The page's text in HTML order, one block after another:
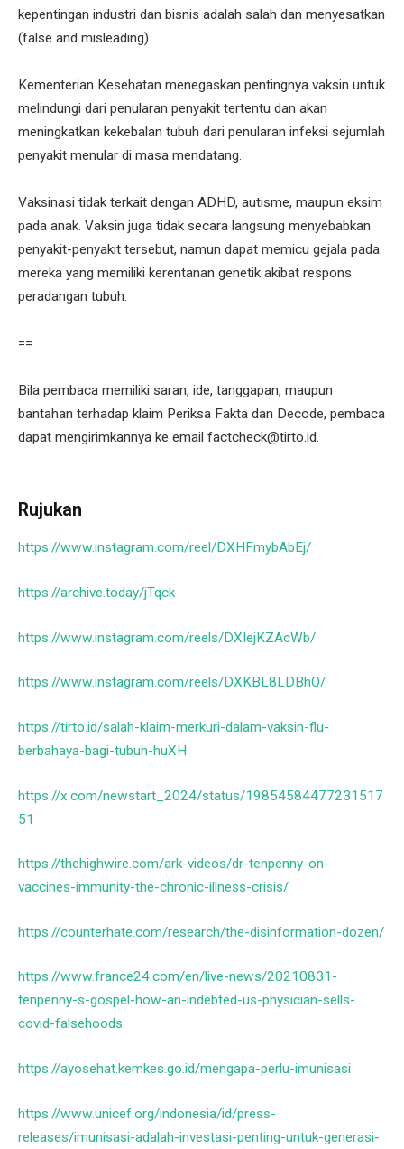
kepentingan industri dan bisnis adalah salah dan menyesatkan
(false and misleading).
Kementerian Kesehatan menegaskan pentingnya vaksin untuk
melindungi dari penularan penyakit tertentu dan akan
meningkatkan kekebalan tubuh dari penularan infeksi sejumlah
penyakit menular di masa mendatang.
Vaksinasi tidak terkait dengan ADHD, autisme, maupun eksim
pada anak. Vaksin juga tidak secara langsung menyebabkan
penyakit-penyakit tersebut, namun dapat memicu gejala pada
mereka yang memiliki kerentanan genetik akibat respons
peradangan tubuh.
==
Bila pembaca memiliki saran, ide, tanggapan, maupun
bantahan terhadap klaim Periksa Fakta dan Decode, pembaca
dapat mengirimkannya ke email factcheck@tirto.id.
Rujukan
https://www.instagram.com/reel/DXHFmybAbEj/
https://archive.today/jTqck
https://www.instagram.com/reels/DXIejKZAcWb/
https://www.instagram.com/reels/DXKBL8LDBhQ/
https://tirto.id/salah-klaim-merkuri-dalam-vaksin-flu-
berbahaya-bagi-tubuh-huXH
https://x.com/newstart_2024/status/19854584477231517
51
https://thehighwire.com/ark-videos/dr-tenpenny-on-
vaccines-immunity-the-chronic-illness-crisis/
https://counterhate.com/research/the-disinformation-dozen/
https://www.france24.com/en/live-news/20210831-
tenpenny-s-gospel-how-an-indebted-us-physician-sells-
covid-falsehoods
https://ayosehat.kemkes.go.id/mengapa-perlu-imunisasi
https://www.unicef.org/indonesia/id/press-
releases/imunisasi-adalah-investasi-penting-untuk-generasi-